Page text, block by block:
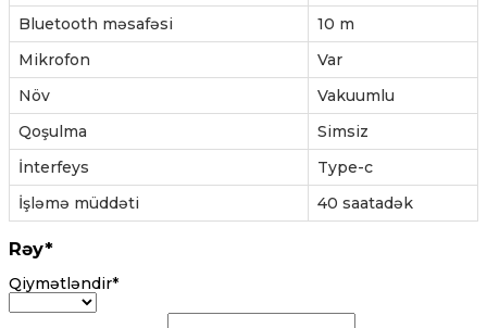
Bluetooth məsafəsi
10 m
Mikrofon
Var
Növ
Vakuumlu
Qoşulma
Simsiz
İnterfeys
Type-c
İşləmə müddəti
40 saatadək
Rəy*
Qiymətləndir*